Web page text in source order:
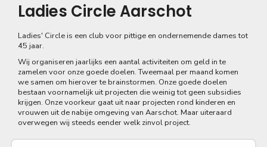
Ladies Circle Aarschot
Ladies' Circle is een club voor pittige en ondernemende dames tot
45 jaar.
​Wij organiseren jaarlijks een aantal activiteiten om geld in te
zamelen voor onze goede doelen. Tweemaal per maand komen
we samen om hierover te brainstormen. Onze goede doelen
bestaan voornamelijk uit projecten die weinig tot geen subsidies
krijgen. Onze voorkeur gaat uit naar projecten rond kinderen en
vrouwen uit de nabije omgeving van Aarschot. Maar uiteraard
overwegen wij steeds eender welk zinvol project.